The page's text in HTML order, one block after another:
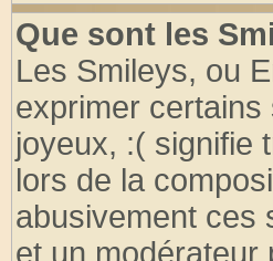
Que sont les
Les Smileys, ou
exprimer
joyeux, :( signifie
lors de la
abusivement ces
et un modérateur